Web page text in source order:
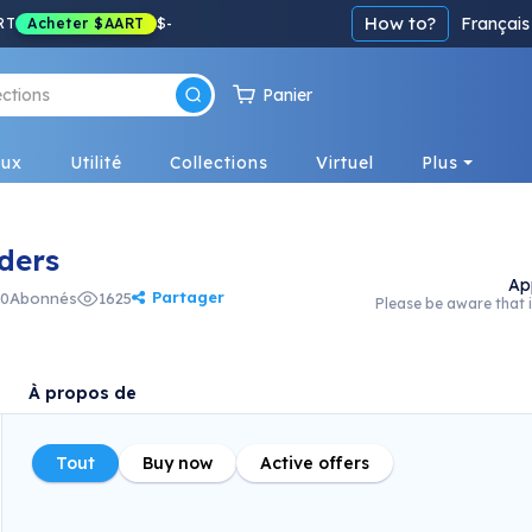
Acheter $AART $- How to? Français
Panier
Utilité Collections Virtuel Plus
0Abonnés 1625 Partager Please be aware that
À propos de
Tout Buy now Active offers